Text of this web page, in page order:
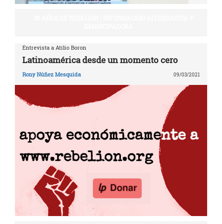
Entrevista a Atilio Boron
Latinoamérica desde un momento cero
Rony Núñez Mesquida 09/03/2021